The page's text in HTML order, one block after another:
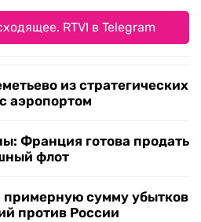
RTVI в Telegram
из стратегических
аэропортом
Франция готова продать
флот
сумму убытков
против России